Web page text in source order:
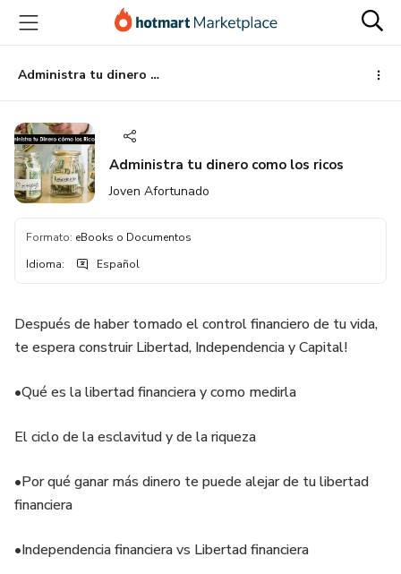
principal
página
de
página
Administra tu dinero como los ricos
Administra tu dinero como los ricos
Joven Afortunado
Formato: eBooks o Documentos
Idioma: Español
Después de haber tomado el control financiero de tu vida,
te espera construir Libertad, Independencia y Capital!
•Qué es la libertad financiera y como medirla
El ciclo de la esclavitud y de la riqueza
•Por qué ganar más dinero te puede alejar de tu libertad
financiera
•Independencia financiera vs Libertad financiera